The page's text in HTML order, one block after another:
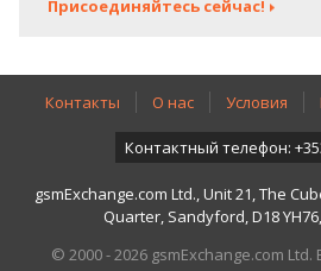
Присоединяйтесь сейчас!
Контакты О нас Условия
Контактный телефон:
gsmExchange.com Ltd., Unit 21, The
Quarter, Sandyford, D18
© 2000 - 2026 gsmExchange.com